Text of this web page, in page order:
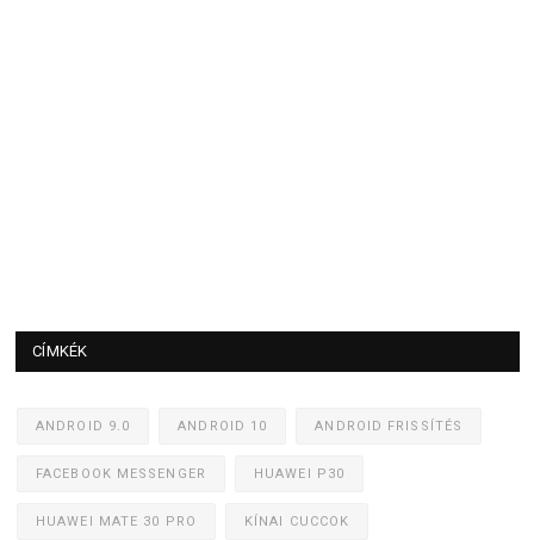
CÍMKÉK
ANDROID 9.0 ANDROID 10 ANDROID FRISSÍTÉS
FACEBOOK MESSENGER HUAWEI P30
HUAWEI MATE 30 PRO KÍNAI CUCCOK